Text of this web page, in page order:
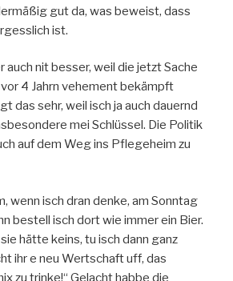
gut da, was beweist, dass
ist.
auch nit besser, weil die jetzt Sache
4 Jahrn vehement bekämpft
das sehr, weil isch ja auch dauernd
mei Schlüssel. Die Politik
auf dem Weg ins Pflegeheim zu
wenn isch dran denke, am Sonntag
bestell isch dort wie immer ein Bier.
hätte keins, tu isch dann ganz
ihr e neu Wertschaft uff, das
zu trinke!“ Gelacht habbe die